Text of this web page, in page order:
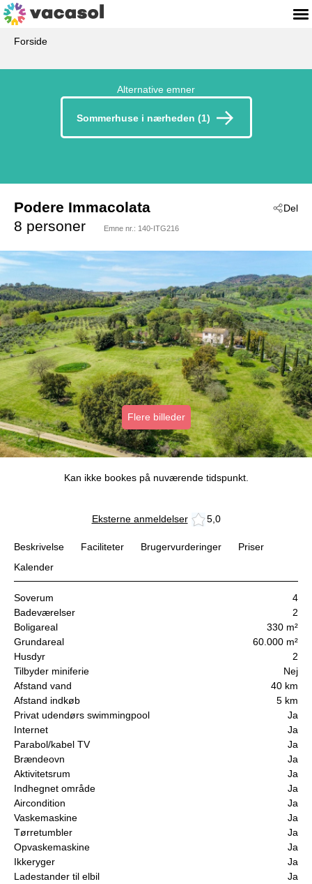
Forside
Alternative emner
Sommerhuse i nærheden (1)
Del
Podere Immacolata
- Roccastrada Gr
8 personer Emne nr.: 140-ITG216
Flere billeder
Kan ikke bookes på nuværende tidspunkt.
Eksterne anmeldelser 5,0
Beskrivelse Faciliteter Brugervurderinger
Priser
Kalender
Soverum
4
Badeværelser
2
Boligareal
330 m²
Grundareal
60.000 m²
Husdyr
2
Tilbyder miniferie
Nej
Afstand vand
40 km
Afstand indkøb
5 km
Privat udendørs swimmingpool
Ja
Internet
Ja
Parabol/kabel TV
Ja
Brændeovn
Ja
Aktivitetsrum
Ja
Indhegnet område
Ja
Aircondition
Ja
Vaskemaskine
Ja
Tørretumbler
Ja
Opvaskemaskine
Ja
Ikkeryger
Ja
Ladestander til elbil
Ja